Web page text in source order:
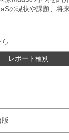
の現状や課題、将
レポート種別
版